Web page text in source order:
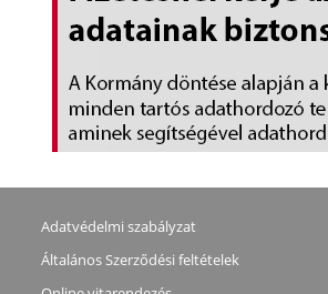
Adatvédelmi szabályzat
Általános Szerződési feltételek